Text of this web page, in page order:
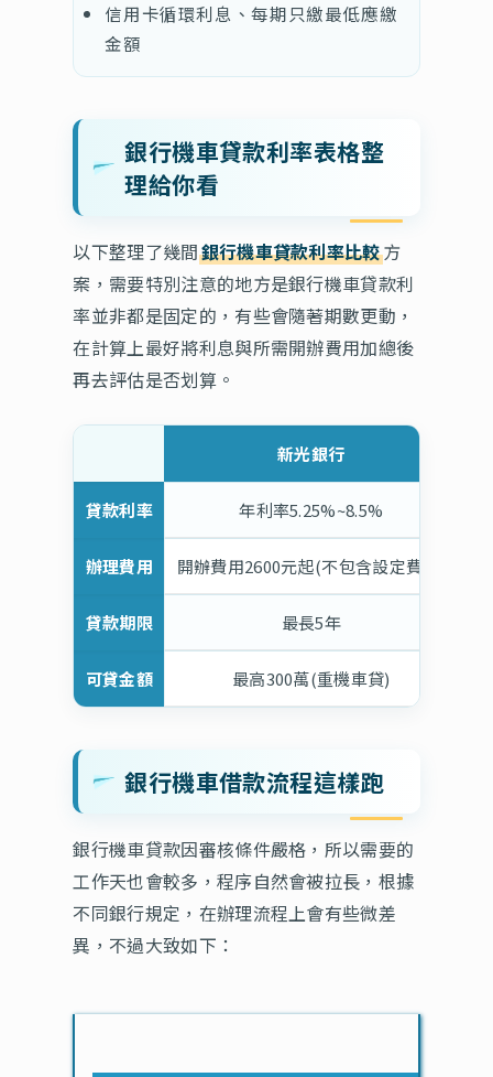
信用卡循環利息、每期只繳最低應繳
金額
銀行機車貸款利率表格整
理給你看
以下整理了幾間銀行機車貸款利率比較方
案，需要特別注意的地方是銀行機車貸款利
率並非都是固定的，有些會隨著期數更動，
在計算上最好將利息與所需開辦費用加總後
再去評估是否划算。
新光銀行
貸款利率 年利率5.25%~8.5%
辦理費用 開辦費用2600元起(不包含設定費用)
貸款期限 最長5年
可貸金額 最高300萬(重機車貸)
銀行機車借款流程這樣跑
銀行機車貸款因審核條件嚴格，所以需要的
工作天也會較多，程序自然會被拉長，根據
不同銀行規定，在辦理流程上會有些微差
異，不過大致如下：